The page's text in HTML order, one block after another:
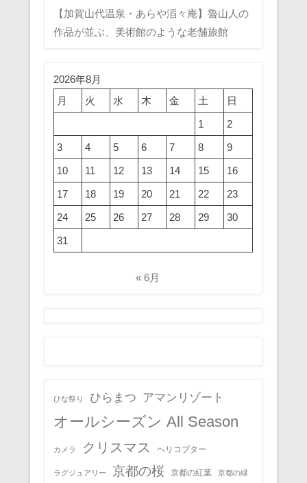
【加賀山代温泉・あらや滔々庵】魯山人の
作品が並ぶ、美術館のような老舗旅館
2026年8月
月
火 水 木 金 土
日
1
2
3
4 5 6 7 8
9
10
11 12 13 14 15
16
17
18 19 20 21 22
23
24
25 26 27 28 29
30
31
« 6月
ひな祭り ひらまつ アマンリゾート
オールシーズン All Season
カメラ クリスマス ヘリコプター
ラグジュアリー 京都の桜 京都の紅葉 京都の緑